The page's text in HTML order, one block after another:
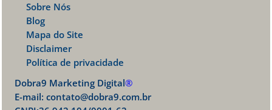
Sobre Nós
Blog
Mapa do Site
Disclaimer
Política de privacidade
Dobra9 Marketing Digital®
E-mail: contato@dobra9.com.br